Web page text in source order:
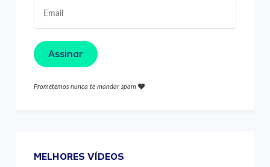
Assinar
Prometemos nunca te mandar spam
MELHORES VÍDEOS